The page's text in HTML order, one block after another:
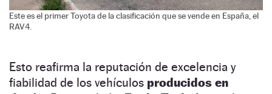
Este es el primer Toyota de la clasificación que se vende en España, el
RAV4.
Esto reafirma la reputación de excelencia y
fiabilidad de los vehículos producidos en